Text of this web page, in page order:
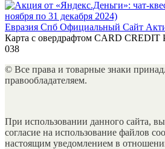
Евразия Спб Официальный Сайт
Карта с овердрафтом CARD CREDIT
038
© Все права и товарные знаки
правообладателяем.
При использовании данного сайта,
согласие на использование файлов
настоящим уведомлением в